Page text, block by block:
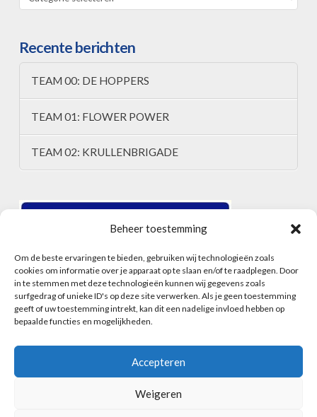
Beheer toestemming
Om de beste ervaringen te bieden, gebruiken wij technologieën zoals
cookies om informatie over je apparaat op te slaan en/of te raadplegen. Door
in te stemmen met deze technologieën kunnen wij gegevens zoals
surfgedrag of unieke ID's op deze site verwerken. Als je geen toestemming
geeft of uw toestemming intrekt, kan dit een nadelige invloed hebben op
bepaalde functies en mogelijkheden.
Accepteren
Weigeren
categorieen
Recente berichten
TEAM 00: DE HOPPERS
TEAM 01: FLOWER POWER
TEAM 02: KRULLENBRIGADE
ALGEMENE VOORWAARDEN
INSCHRIJFFORMULIER